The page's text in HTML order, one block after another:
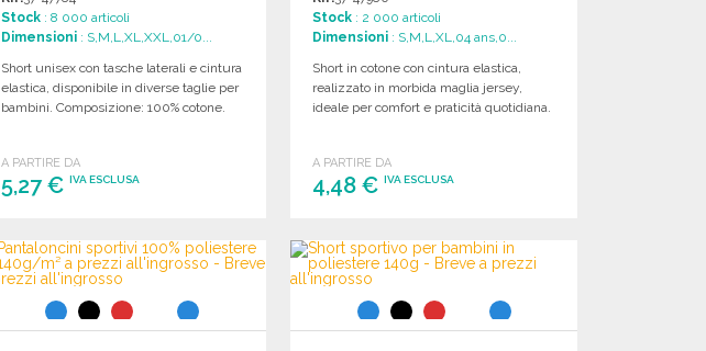
Stock : 8 000 articoli
Dimensioni : S,M,L,XL,XXL,01/0...
Short unisex con tasche laterali e cintura
elastica, disponibile in diverse taglie per
bambini. Composizione: 100% cotone.
A PARTIRE DA
5,27 €IVA ESCLUSA
Richiedi un preventivo
Stock : 2 000 articoli
Dimensioni : S,M,L,XL,04 ans,0...
Short in cotone con cintura elastica,
realizzato in morbida maglia jersey,
ideale per comfort e praticità quotidiana.
A PARTIRE DA
4,48 €IVA ESCLUSA
Richiedi un preventivo